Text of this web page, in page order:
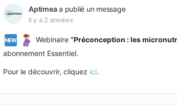
Aptimeaa publié un message
Il y a 2 années
Webinaire “Préconception : les
abonnement Essentiel.
Pour le découvrir, cliquez ici.